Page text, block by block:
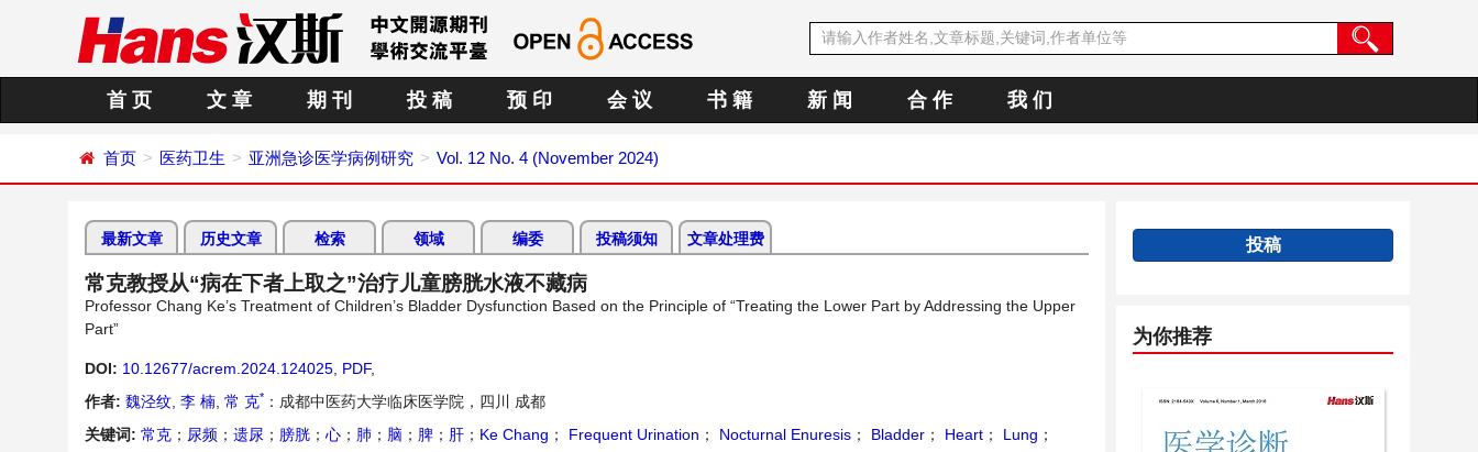
首 页 文 章 期 刊 投 稿 预 印 会 议 书 籍 新 闻 合 作 我 们
首页 医药卫生 亚洲急诊医学病例研究 Vol. 12 No. 4 (November 2024)
最新文章 历史文章 检索 领域 编委 投稿须知 文章处理费
常克教授从“病在下者上取之”治疗儿童膀胱水液不藏病
Professor Chang Ke’s Treatment of Children’s Bladder Dysfunction Based on the Principle of “Treating the Lower Part by Addressing the Upper
Part”
DOI: 10.12677/acrem.2024.124025 PDF,
作者: 魏泾纹 李 楠 常 克* ：成都中医药大学临床医学院，四川 成都
关键词: 常克 ； 尿频 ； 遗尿 ； 膀胱 ； 心 ； 肺 ； 脑 ； 脾 ； 肝 ； Ke Chang ； Frequent Urination ； Nocturnal Enuresis ； Bladder ； Heart ； Lung ；
投稿
为你推荐